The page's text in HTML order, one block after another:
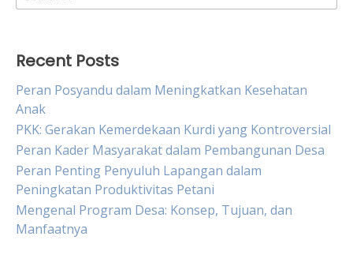
for:
Recent Posts
Peran Posyandu dalam Meningkatkan Kesehatan
Anak
PKK: Gerakan Kemerdekaan Kurdi yang Kontroversial
Peran Kader Masyarakat dalam Pembangunan Desa
Peran Penting Penyuluh Lapangan dalam
Peningkatan Produktivitas Petani
Mengenal Program Desa: Konsep, Tujuan, dan
Manfaatnya